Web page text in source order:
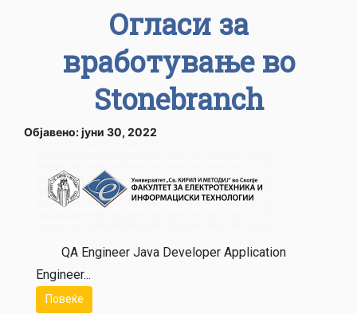
Огласи за
вработување во
Stonebranch
Објавено: јуни 30, 2022
QA Engineer Java Developer Application
Engineer...
Повеќе